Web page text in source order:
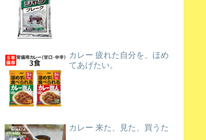
カレー 疲れた自分を、ほめ
てあげたい。
カレー 来た、見た、買うた